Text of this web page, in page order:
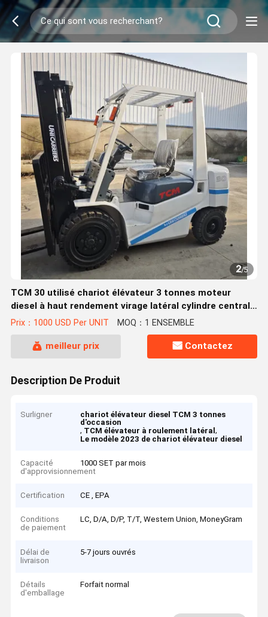
2/5
TCM 30 utilisé chariot élévateur 3 tonnes moteur
diesel à haut rendement virage latéral cylindre central
modèle 2023 vente à chaud
Prix：1000 USD Per UNIT MOQ：1 ENSEMBLE
meilleur prix Contactez
Description De Produit
Surligner
chariot élévateur diesel TCM 3 tonnes
d'occasion
, TCM élévateur à roulement latéral,
Le modèle 2023 de chariot élévateur diesel
Capacité
d'approvisionnement
1000 SET par mois
Certification CE , EPA
Conditions
de paiement
LC, D/A, D/P, T/T, Western Union, MoneyGram
Délai de
livraison
5-7 jours ouvrés
Détails
d'emballage
Forfait normal